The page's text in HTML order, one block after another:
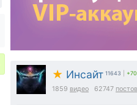
★ Инсайт 11643 +70
1859 видео 62747 постов